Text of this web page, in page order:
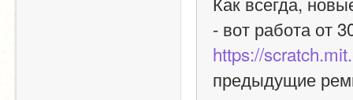
https://
предыдущие